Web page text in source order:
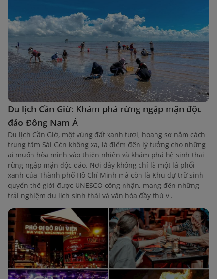
Du lịch Cần Giờ: Khám phá rừng ngập mặn độc
đáo Đông Nam Á
Du lịch Cần Giờ, một vùng đất xanh tươi, hoang sơ nằm cách
trung tâm Sài Gòn không xa, là điểm đến lý tưởng cho những
ai muốn hòa mình vào thiên nhiên và khám phá hệ sinh thái
rừng ngập mặn độc đáo. Nơi đây không chỉ là một lá phổi
xanh của Thành phố Hồ Chí Minh mà còn là Khu dự trữ sinh
quyển thế giới được UNESCO công nhận, mang đến những
trải nghiệm du lịch sinh thái và văn hóa đầy thú vị.